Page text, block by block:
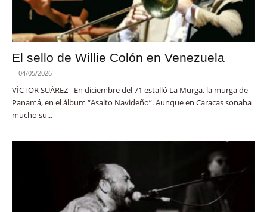
El sello de Willie Colón en Venezuela
- 04/05/2026
VÍCTOR SUÁREZ - En diciembre del 71 estalló La Murga, la murga de
Panamá, en el álbum “Asalto Navideño”. Aunque en Caracas sonaba
mucho su...